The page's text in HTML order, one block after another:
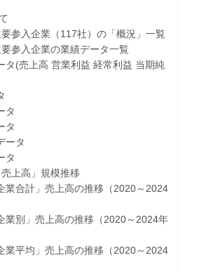
参入企業（117社）の「概況」一覧
参入企業の業績データ一覧
(売上高 営業利益 経常利益 当期純
タ
タ
タ
タ
上高」規模推移
合計」売上高の推移（2020～2024
別」売上高の推移（2020～2024年
平均」売上高の推移（2020～2024